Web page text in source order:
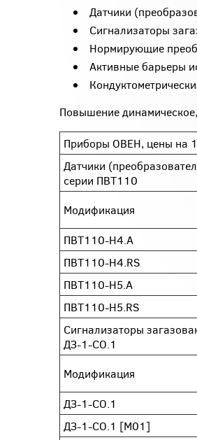
Датчики
Сигнализаторы
Нормирующие
Активные барьеры
Повышение
Приборы ОВЕН, цены на
Датчики
серии ПВТ110
Модификация
ПВТ110-Н4.А
ПВТ110-Н4.RS
ПВТ110-Н5.А
ПВТ110-Н5.RS
Сигнализаторы
ДЗ-1-СО.1
Модификация
ДЗ-1-СО.1
ДЗ-1-СО.1 [M01]